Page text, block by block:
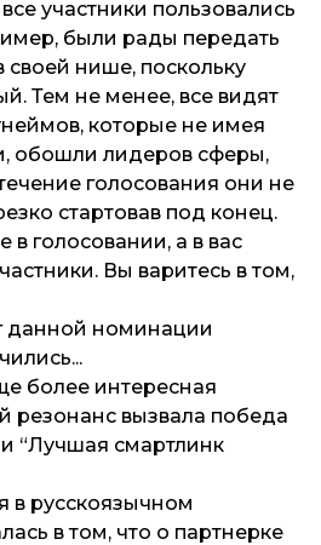
участники пользовались
были рады передать
своей нише, поскольку
Тем не менее, все видят
которые не имея
обошли лидеров сферы,
голосования они не
стартовав под конец.
голосовании, а в вас
Вы варитесь в том,
данной номинации
более интересная
резонанс вызвала победа
“Лучшая смартлинк
в русскоязычном
в том, что о партнерке